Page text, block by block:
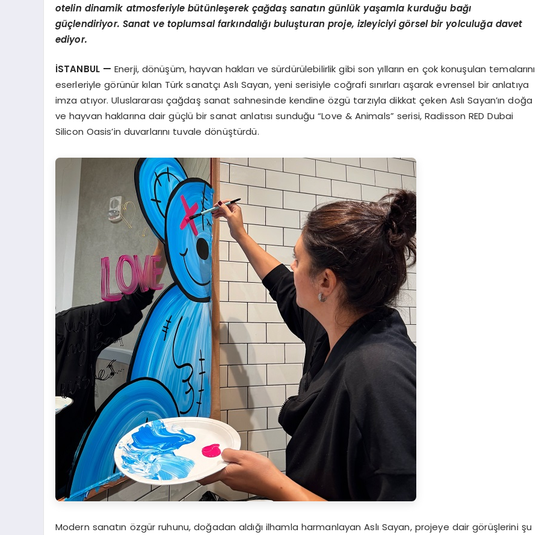
otelin dinamik atmosferiyle bütünleşerek çağdaş sanatın günlük yaşamla kurduğu bağı
güçlendiriyor. Sanat ve toplumsal farkındalığı buluşturan proje, izleyiciyi görsel bir yolculuğa davet
ediyor.
İSTANBUL — Enerji, dönüşüm, hayvan hakları ve sürdürülebilirlik gibi son yılların en çok konuşulan temalarını
eserleriyle görünür kılan Türk sanatçı Aslı Sayan, yeni serisiyle coğrafi sınırları aşarak evrensel bir anlatıya
imza atıyor. Uluslararası çağdaş sanat sahnesinde kendine özgü tarzıyla dikkat çeken Aslı Sayan’ın doğa
ve hayvan haklarına dair güçlü bir sanat anlatısı sunduğu “Love & Animals” serisi, Radisson RED Dubai
Silicon Oasis’in duvarlarını tuvale dönüştürdü.
Modern sanatın özgür ruhunu, doğadan aldığı ilhamla harmanlayan Aslı Sayan, projeye dair görüşlerini şu